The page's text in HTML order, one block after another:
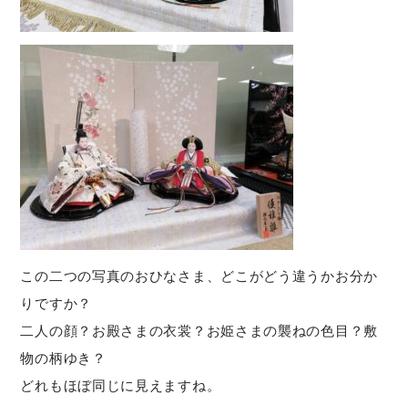
この二つの写真のおひなさま、どこがどう違うかお分か
りですか？
二人の顔？お殿さまの衣裳？お姫さまの襲ねの色目？敷
物の柄ゆき？
どれもほぼ同じに見えますね。